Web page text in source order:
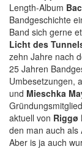
Length-Album
Bandgeschichte
Band sich gerne
Licht des
zehn Jahre nach
25 Jahren
Umbesetzungen,
und Mieschka
aktuell von Riggø
den man auch als
Aber is ja auch